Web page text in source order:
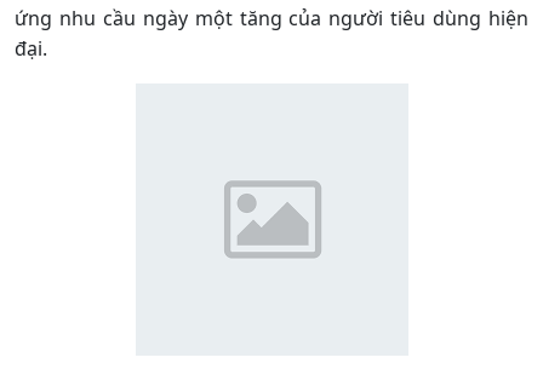
ứng nhu cầu ngày một tăng của người tiêu dùng hiện
đại.